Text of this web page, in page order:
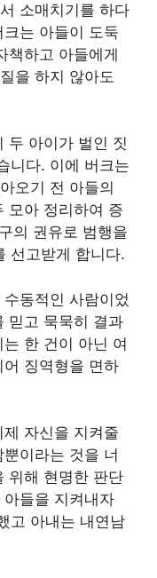
소매치기를 하다
는 아들이 도둑
책하고 아들에게
을 하지 않아도
두 아이가 벌인 짓
니다. 이에 버크는
오기 전 아들의
모아 정리하여 증
의 권유로 범행을
선고받게 합니다.
동적인 사람이었
믿고 묵묵히 결과
한 건이 아닌 여
징역형을 면하
자신을 지켜줄
이라는 것을 너
위해 현명한 판단
들을 지켜내자
고 아내는 내연남